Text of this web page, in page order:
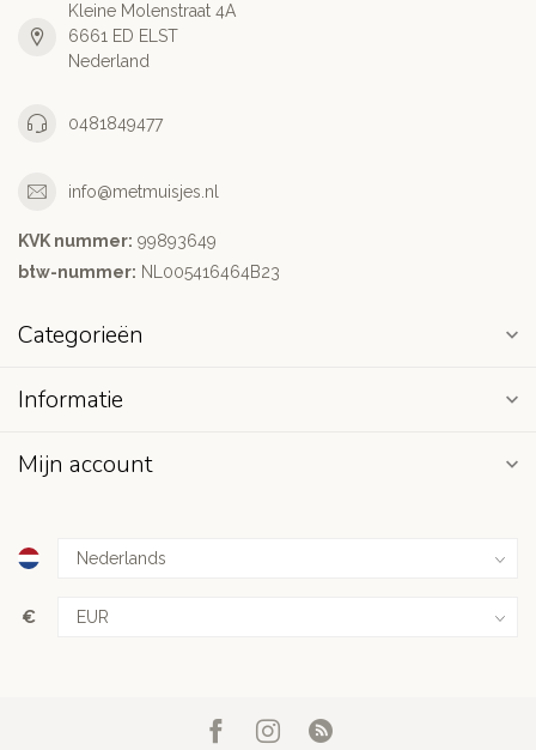
Kleine Molenstraat 4A
6661 ED ELST
Nederland
0481849477
info@metmuisjes.nl
KVK nummer: 99893649
btw-nummer: NL005416464B23
Categorieën
Informatie
Mijn account
€